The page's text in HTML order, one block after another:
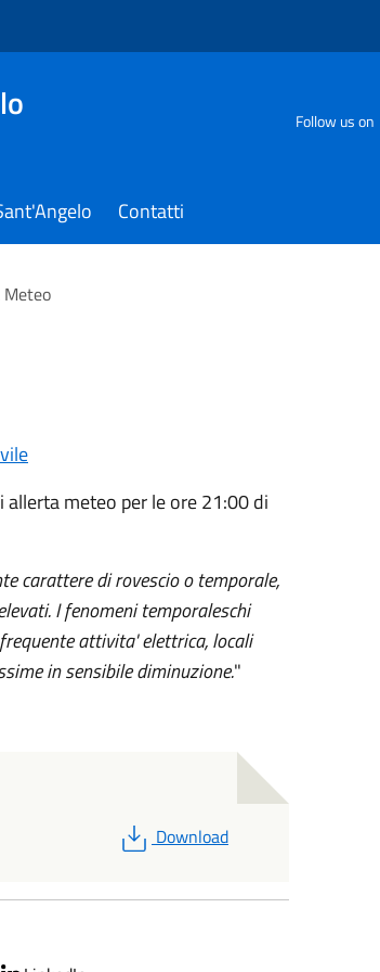
Follow us on
Contatti
meteo per le ore 21:00 di
carattere di rovescio o temporale,
I fenomeni temporaleschi
attivita' elettrica, locali
in sensibile diminuzione."
PDF
Download